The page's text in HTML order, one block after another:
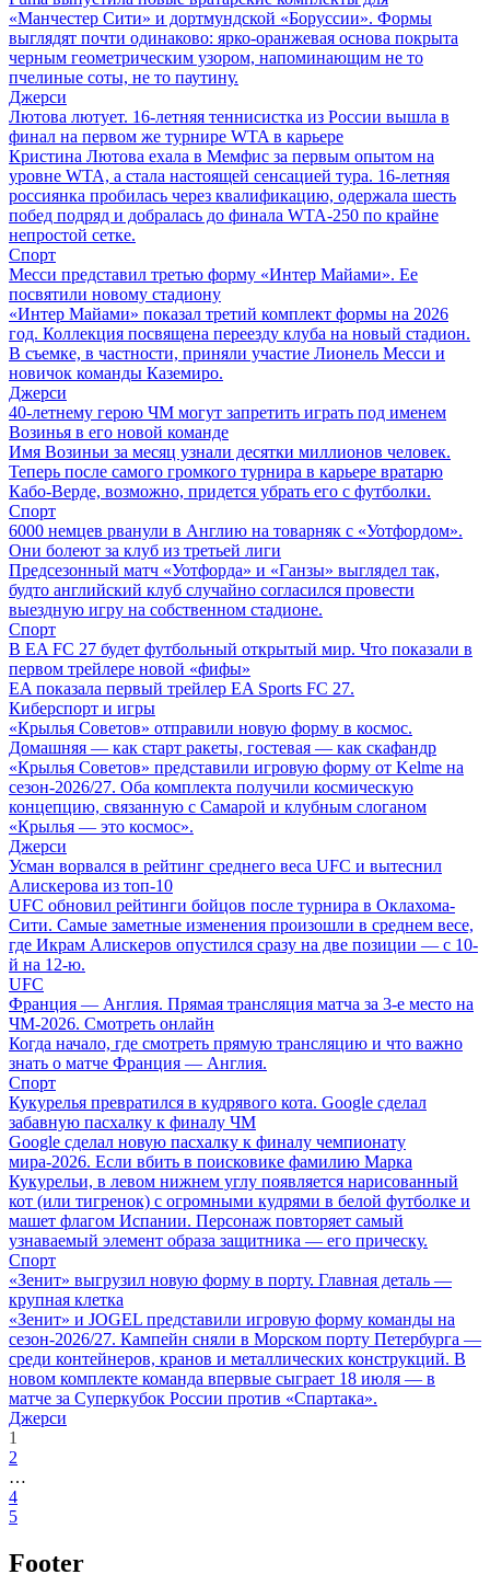
«Манчестер Сити» и дортмундской «Боруссии». Формы
выглядят почти одинаково: ярко-оранжевая основа покрыта
черным геометрическим узором, напоминающим не то
пчелиные соты, не то паутину.
Джерси
Лютова лютует. 16-летняя теннисистка из России вышла в
финал на первом же турнире WTA в карьере
Кристина Лютова ехала в Мемфис за первым опытом на
уровне WTA, а стала настоящей сенсацией тура. 16-летняя
россиянка пробилась через квалификацию, одержала шесть
побед подряд и добралась до финала WTA-250 по крайне
непростой сетке.
Спорт
Месси представил третью форму «Интер Майами». Ее
посвятили новому стадиону
«Интер Майами» показал третий комплект формы на 2026
год. Коллекция посвящена переезду клуба на новый стадион.
В съемке, в частности, приняли участие Лионель Месси и
новичок команды Каземиро.
Джерси
40-летнему герою ЧМ могут запретить играть под именем
Возинья в его новой команде
Имя Возиньи за месяц узнали десятки миллионов человек.
Теперь после самого громкого турнира в карьере вратарю
Кабо-Верде, возможно, придется убрать его с футболки.
Спорт
6000 немцев рванули в Англию на товарняк с «Уотфордом».
Они болеют за клуб из третьей лиги
Предсезонный матч «Уотфорда» и «Ганзы» выглядел так,
будто английский клуб случайно согласился провести
выездную игру на собственном стадионе.
Спорт
В EA FC 27 будет футбольный открытый мир. Что показали в
первом трейлере новой «фифы»
EA показала первый трейлер EA Sports FC 27.
Киберспорт и игры
«Крылья Советов» отправили новую форму в космос.
Домашняя — как старт ракеты, гостевая — как скафандр
«Крылья Советов» представили игровую форму от Kelme на
сезон-2026/27. Оба комплекта получили космическую
концепцию, связанную с Самарой и клубным слоганом
«Крылья — это космос».
Джерси
Усман ворвался в рейтинг среднего веса UFC и вытеснил
Алискерова из топ-10
UFC обновил рейтинги бойцов после турнира в Оклахома-
Сити. Самые заметные изменения произошли в среднем весе,
где Икрам Алискеров опустился сразу на две позиции — с 10-
й на 12-ю.
UFC
Франция — Англия. Прямая трансляция матча за 3-е место на
ЧМ-2026. Смотреть онлайн
Когда начало, где смотреть прямую трансляцию и что важно
знать о матче Франция — Англия.
Спорт
Кукурелья превратился в кудрявого кота. Google сделал
забавную пасхалку к финалу ЧМ
Google сделал новую пасхалку к финалу чемпионату
мира-2026. Если вбить в поисковике фамилию Марка
Кукурельи, в левом нижнем углу появляется нарисованный
кот (или тигренок) с огромными кудрями в белой футболке и
машет флагом Испании. Персонаж повторяет самый
узнаваемый элемент образа защитника — его прическу.
Спорт
«Зенит» выгрузил новую форму в порту. Главная деталь —
крупная клетка
«Зенит» и JOGEL представили игровую форму команды на
сезон-2026/27. Кампейн сняли в Морском порту Петербурга —
среди контейнеров, кранов и металлических конструкций. В
новом комплекте команда впервые сыграет 18 июля — в
матче за Суперкубок России против «Спартака».
Джерси
1
2
…
4
5
Footer